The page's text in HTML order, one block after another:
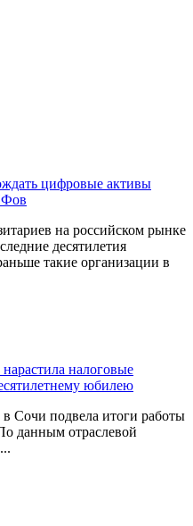
цифровые активы
на российском рынке
десятилетия
такие организации в
налоговые
юбилею
Сочи подвела итоги работы
данным отраслевой